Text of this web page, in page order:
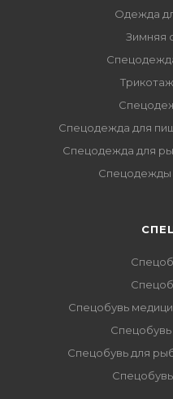
Одежда
Зимняя
Спецодежда для
Спецодежда для
Спецодежды
Спецобувь
Спецобувь для